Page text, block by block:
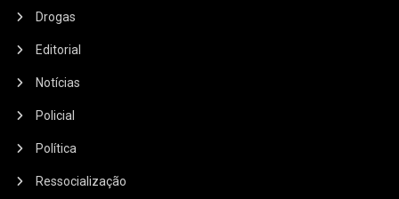
Drogas
Editorial
Notícias
Policial
Política
Ressocialização